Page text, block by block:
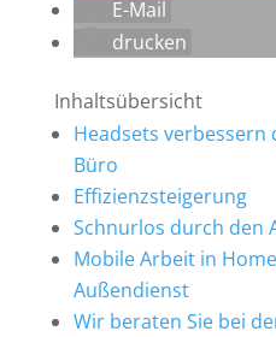
E-Mail
drucken
Inhaltsübersicht
Headsets
Büro
Effizienzsteigerung
Schnurlos durch den
Mobile Arbeit in
Außendienst
Wir beraten Sie bei